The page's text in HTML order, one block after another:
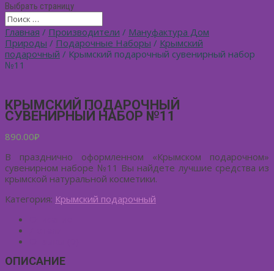
Выбрать страницу
Главная / Производители / Мануфактура Дом
Природы / Подарочные Наборы / Крымский
подарочный / Крымский подарочный сувенирный набор
№11
КРЫМСКИЙ ПОДАРОЧНЫЙ
СУВЕНИРНЫЙ НАБОР №11
890.00₽
В празднично оформленном «Крымском подарочном»
сувенирном наборе №11 Вы найдете лучшие средства из
крымской натуральной косметики.
Категория: Крымский подарочный
ОПИСАНИЕ